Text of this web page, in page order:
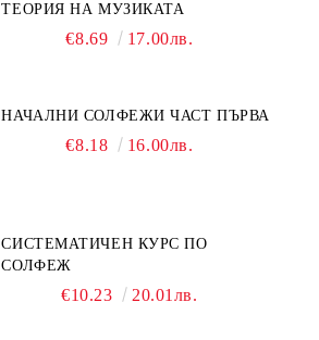
ТЕОРИЯ НА МУЗИКАТА
€8.69 17.00лв.
НАЧАЛНИ СОЛФЕЖИ ЧАСТ ПЪРВА
€8.18 16.00лв.
СИСТЕМАТИЧЕН КУРС ПО
СОЛФЕЖ
€10.23 20.01лв.